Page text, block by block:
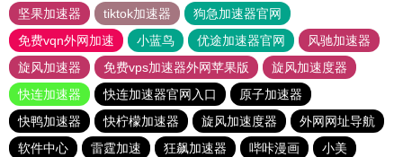
坚果加速器
tiktok加速器
狗急加速器官网
免费vqn外网加速
小蓝鸟 优途加速器官网
风驰加速器
旋风加速器
免费vps加速器外网苹果版
旋风加速度器
快连加速器
快连加速器官网入口
原子加速器
快鸭加速器
快柠檬加速器 旋风加速度器
外网网址导航
软件中心
雷霆加速 狂飙加速器 哔咔漫画
小美